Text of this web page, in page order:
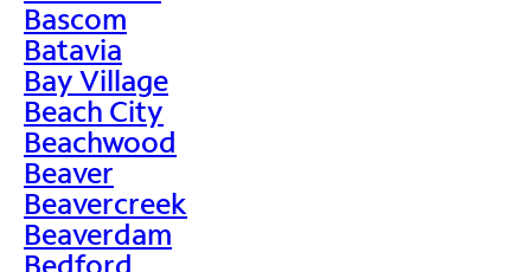
Bascom
Batavia
Bay Village
Beach City
Beachwood
Beaver
Beavercreek
Beaverdam
Bedford